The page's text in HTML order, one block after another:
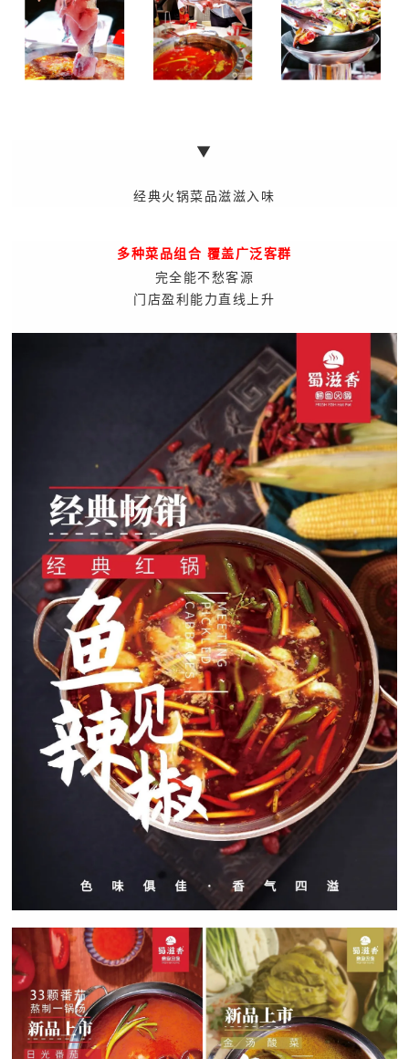
▼
经典火锅菜品滋滋入味
多种菜品组合 覆盖广泛客群
完全能不愁客源
门店盈利能力直线上升